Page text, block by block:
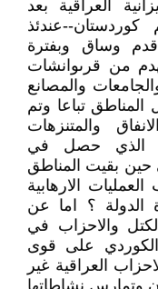
الميزانية العراقية بعد
كوردستان--عندئذ
قدم وساق وبفترة
من قرىوانشات
والمصانع
المناطق تباعا وتم
والمتنزهات
الذي حصل في
بقيت المناطق
الارهابية
؟ اما عن
والاحزاب في
على قوى
العراقية غير